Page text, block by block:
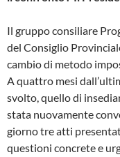
Il gruppo consiliare
del Consiglio
cambio di metodo
A quattro mesi
svolto, quello di
stata nuovamente
giorno tre atti
questioni concrete e